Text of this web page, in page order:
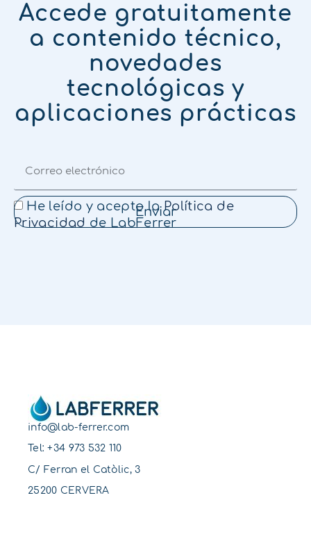
Accede gratuitamente
a contenido técnico,
novedades
tecnológicas y
aplicaciones prácticas
He leído y acepto la Política de
Privacidad de LabFerrer
Enviar
info@lab-ferrer.com
Tel:+34 973 532 110
C/ Ferran el Catòlic, 3
25200 CERVERA